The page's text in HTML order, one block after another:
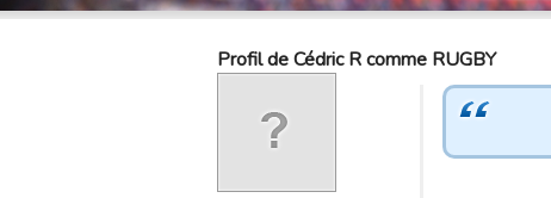
Profil de Cédric R comme RUGBY